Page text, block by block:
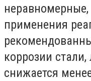
неравномерные,
применения
коррозии
снижается